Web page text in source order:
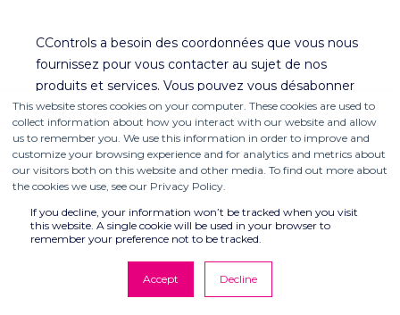
This website stores cookies on your computer. These cookies are used to
collect information about how you interact with our website and allow
us to remember you. We use this information in order to improve and
customize your browsing experience and for analytics and metrics about
our visitors both on this website and other media. To find out more about
the cookies we use, see our Privacy Policy.
If you decline, your information won’t be tracked when you visit
this website. A single cookie will be used in your browser to
remember your preference not to be tracked.
Accept Decline
CControls a besoin des coordonnées que vous nous
fournissez pour vous contacter au sujet de nos
produits et services. Vous pouvez vous désabonner
de ces communications à tout moment. Pour savoir
comment vous désabonner, ainsi que pour en savoir
plus sur nos pratiques en matière de confidentialité
et notre engagement à protéger votre vie privée,
consultez notre Politique de confidentialité.
Je suis d'accord avec cela